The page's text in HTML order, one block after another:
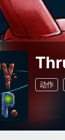
动作